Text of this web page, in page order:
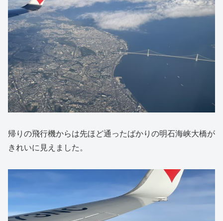
帰りの飛行機からは先ほど通ったばかりの明石海峡大橋が
きれいに見えました。